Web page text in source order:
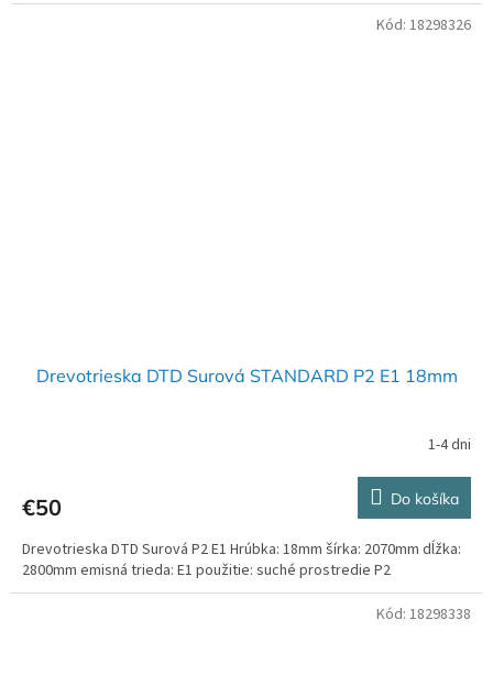
Drevotrieska DTD Surová STANDARD P2 E1 18mm
1-4 dni
€50 Do košíka
Drevotrieska DTD Surová P2 E1 Hrúbka: 18mm šírka: 2070mm dĺžka:
2800mm emisná trieda: E1 použitie: suché prostredie P2
Kód: 18298326
Kód: 18298338